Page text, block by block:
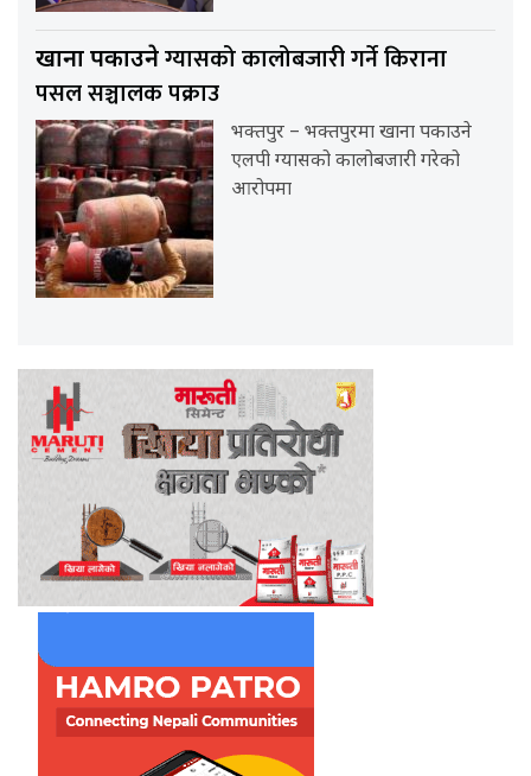
खाना पकाउनेग्यासको कालोबजारी गर्ने किराना
पसल सञ्चालक पक्राउ
भक्तपुर – भक्तपुरमा खाना पकाउने
एलपी ग्यासको कालोबजारी गरेको
आरोपमा